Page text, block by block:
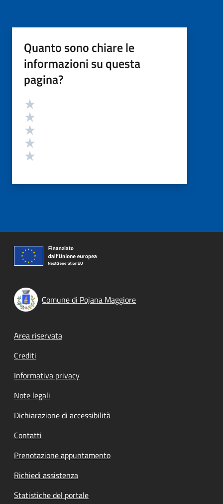
Quanto sono chiare le
informazioni su questa
pagina?
Valutazione
Comune di Pojana Maggiore
Footer menu
Area riservata
Crediti
Informativa privacy
Note legali
Dichiarazione di accessibilità
Contatti
Prenotazione appuntamento
Richiedi assistenza
Statistiche del portale